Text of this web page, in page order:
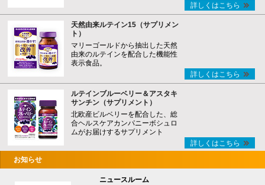
詳しくはこちら
天然由来ルテイン15（サプリメン
ト）
マリーゴールドから抽出した天然
由来のルテインを配合した機能性
表示食品。
詳しくはこちら
ルテインブルーベリー＆アスタキ
サンチン（サプリメント）
北欧産ビルベリーを配合した、総
合ヘルスケアカンパニーボシュロ
ムがお届けするサプリメント
詳しくはこちら
お知らせ
ニュースルーム